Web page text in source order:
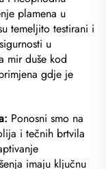
plamena u
temeljito testirani i
u
mir duše kod
gdje je
Ponosni smo na
i tečnih brtvila
imaju ključnu